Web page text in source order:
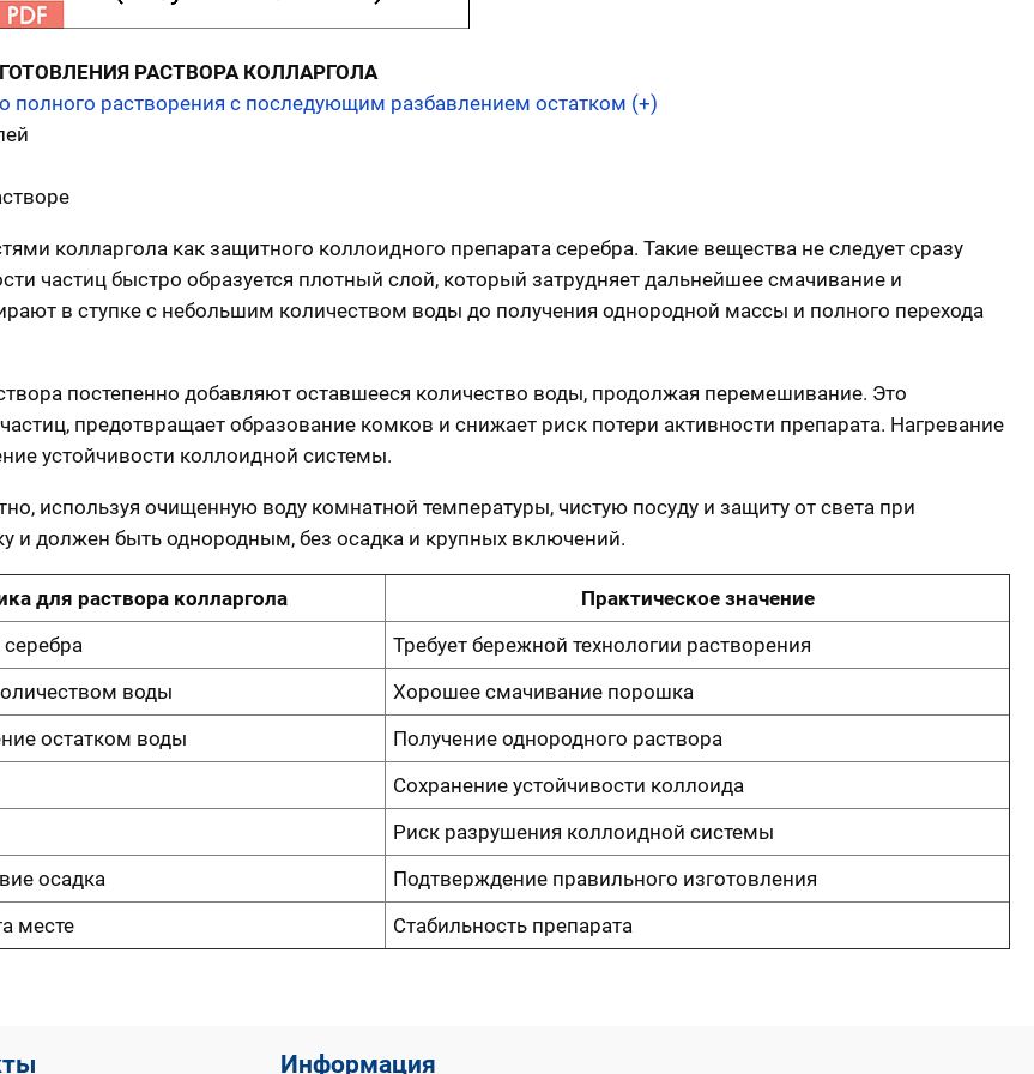
РАСТВОРА КОЛЛАРГОЛА
растворения с последующим разбавлением остатком (+)
колларгола как защитного коллоидного препарата серебра. Такие вещества не следует сразу
частиц быстро образуется плотный слой, который затрудняет дальнейшее смачивание и
в ступке с небольшим количеством воды до получения однородной массы и полного перехода
постепенно добавляют оставшееся количество воды, продолжая перемешивание. Это
предотвращает образование комков и снижает риск потери активности препарата. Нагревание
устойчивости коллоидной системы.
используя очищенную воду комнатной температуры, чистую посуду и защиту от света при
и должен быть однородным, без осадка и крупных включений.
для раствора колларгола
Практическое значение
Требует бережной технологии растворения
воды
Хорошее смачивание порошка
остатком воды
Получение однородного раствора
Сохранение устойчивости коллоида
Риск разрушения коллоидной системы
осадка
Подтверждение правильного изготовления
месте Стабильность препарата
Информация